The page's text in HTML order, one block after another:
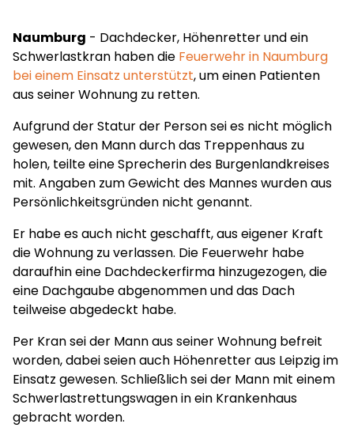
Naumburg - Dachdecker, Höhenretter und ein
Schwerlastkran haben die Feuerwehr in Naumburg
bei einem Einsatz unterstützt, um einen Patienten
aus seiner Wohnung zu retten.
Aufgrund der Statur der Person sei es nicht möglich
gewesen, den Mann durch das Treppenhaus zu
holen, teilte eine Sprecherin des Burgenlandkreises
mit. Angaben zum Gewicht des Mannes wurden aus
Persönlichkeitsgründen nicht genannt.
Er habe es auch nicht geschafft, aus eigener Kraft
die Wohnung zu verlassen. Die Feuerwehr habe
daraufhin eine Dachdeckerfirma hinzugezogen, die
eine Dachgaube abgenommen und das Dach
teilweise abgedeckt habe.
Per Kran sei der Mann aus seiner Wohnung befreit
worden, dabei seien auch Höhenretter aus Leipzig im
Einsatz gewesen. Schließlich sei der Mann mit einem
Schwerlastrettungswagen in ein Krankenhaus
gebracht worden.